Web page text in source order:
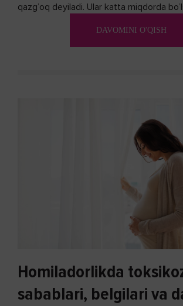
qazg’oq deyiladi. Ular katta miqdorda
DAVOMINI O'QISH
Homiladorlikda
sabablari, belgilari va